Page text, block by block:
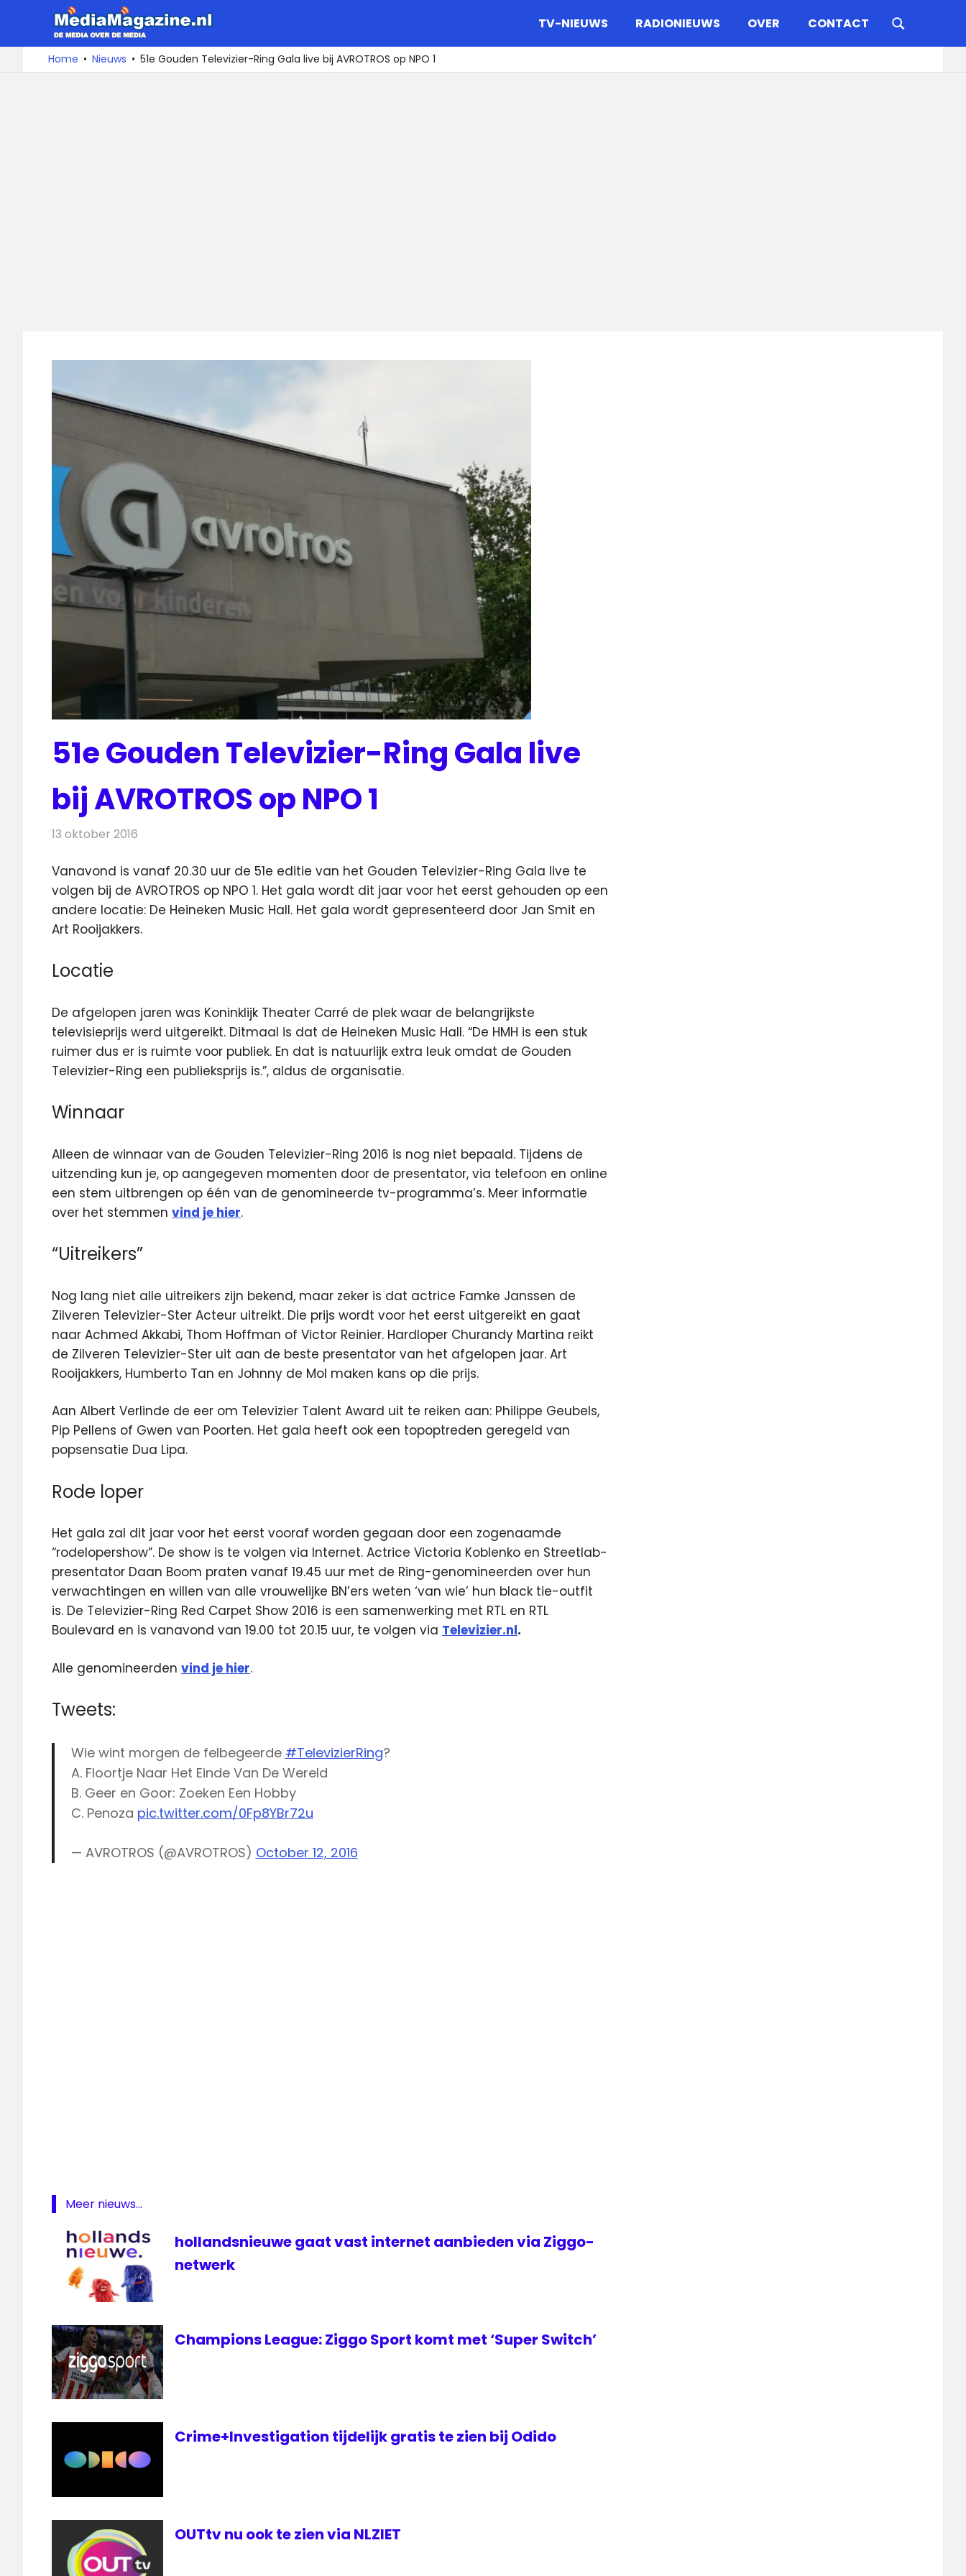
naar
De
media
over
TV-NIEUWS RADIONIEUWS OVER CONTACT
Home Nieuws 51e Gouden Televizier-Ring Gala live bij AVROTROS op NPO 1
51e Gouden Televizier-Ring Gala live
bij AVROTROS op NPO 1
13 oktober 2016
Vanavond is vanaf 20.30 uur de 51e editie van het Gouden Televizier-Ring Gala live te
volgen bij de AVROTROS op NPO 1. Het gala wordt dit jaar voor het eerst gehouden op een
andere locatie: De Heineken Music Hall. Het gala wordt gepresenteerd door Jan Smit en
Art Rooijakkers.
Locatie
De afgelopen jaren was Koninklijk Theater Carré de plek waar de belangrijkste
televisieprijs werd uitgereikt. Ditmaal is dat de Heineken Music Hall. “De HMH is een stuk
ruimer dus er is ruimte voor publiek. En dat is natuurlijk extra leuk omdat de Gouden
Televizier-Ring een publieksprijs is.”, aldus de organisatie.
Winnaar
Alleen de winnaar van de Gouden Televizier-Ring 2016 is nog niet bepaald. Tijdens de
uitzending kun je, op aangegeven momenten door de presentator, via telefoon en online
een stem uitbrengen op één van de genomineerde tv-programma’s. Meer informatie
over het stemmen vind je hier.
“Uitreikers”
Nog lang niet alle uitreikers zijn bekend, maar zeker is dat actrice Famke Janssen de
Zilveren Televizier-Ster Acteur uitreikt. Die prijs wordt voor het eerst uitgereikt en gaat
naar Achmed Akkabi, Thom Hoffman of Victor Reinier. Hardloper Churandy Martina reikt
de Zilveren Televizier-Ster uit aan de beste presentator van het afgelopen jaar. Art
Rooijakkers, Humberto Tan en Johnny de Mol maken kans op die prijs.
Aan Albert Verlinde de eer om Televizier Talent Award uit te reiken aan: Philippe Geubels,
Pip Pellens of Gwen van Poorten. Het gala heeft ook een topoptreden geregeld van
popsensatie Dua Lipa.
Rode loper
Het gala zal dit jaar voor het eerst vooraf worden gegaan door een zogenaamde
“rodelopershow”. De show is te volgen via Internet. Actrice Victoria Koblenko en Streetlab-
presentator Daan Boom praten vanaf 19.45 uur met de Ring-genomineerden over hun
verwachtingen en willen van alle vrouwelijke BN’ers weten ‘van wie’ hun black tie-outfit
is. De Televizier-Ring Red Carpet Show 2016 is een samenwerking met RTL en RTL
Boulevard en is vanavond van 19.00 tot 20.15 uur, te volgen via Televizier.nl.
Alle genomineerden vind je hier.
Tweets:
Wie wint morgen de felbegeerde #TelevizierRing?
A. Floortje Naar Het Einde Van De Wereld
B. Geer en Goor: Zoeken Een Hobby
C. Penoza pic.twitter.com/0Fp8YBr72u
— AVROTROS (@AVROTROS) October 12, 2016
Meer nieuws...
hollandsnieuwe gaat vast internet aanbieden via Ziggo-
netwerk
Champions League: Ziggo Sport komt met ‘Super Switch’
Crime+Investigation tijdelijk gratis te zien bij Odido
OUTtv nu ook te zien via NLZIET